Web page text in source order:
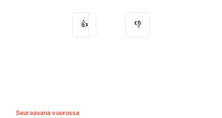
👍 👎
Seuraavana vuorossa